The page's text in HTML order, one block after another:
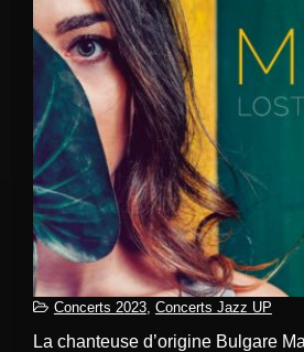
Concerts 2023, Concerts Jazz UP
La chanteuse d’origine Bulgare Magi Aleksieva MEY